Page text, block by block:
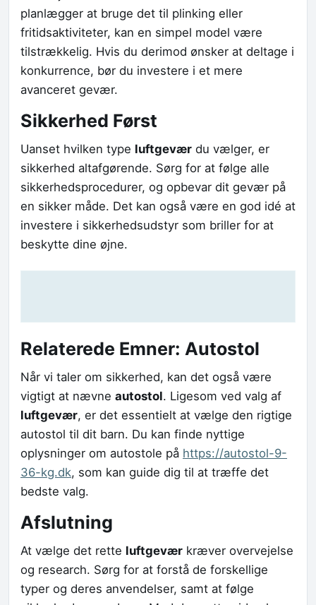
planlægger at bruge det til plinking eller
fritidsaktiviteter, kan en simpel model være
tilstrækkelig. Hvis du derimod ønsker at deltage i
konkurrence, bør du investere i et mere
avanceret gevær.
Sikkerhed Først
Uanset hvilken type luftgevær du vælger, er
sikkerhed altafgørende. Sørg for at følge alle
sikkerhedsprocedurer, og opbevar dit gevær på
en sikker måde. Det kan også være en god idé at
investere i sikkerhedsudstyr som briller for at
beskytte dine øjne.
Relaterede Emner: Autostol
Når vi taler om sikkerhed, kan det også være
vigtigt at nævne autostol. Ligesom ved valg af
luftgevær, er det essentielt at vælge den rigtige
autostol til dit barn. Du kan finde nyttige
oplysninger om autostole på https://autostol-9-
36-kg.dk, som kan guide dig til at træffe det
bedste valg.
Afslutning
At vælge det rette luftgevær kræver overvejelse
og research. Sørg for at forstå de forskellige
typer og deres anvendelser, samt at følge